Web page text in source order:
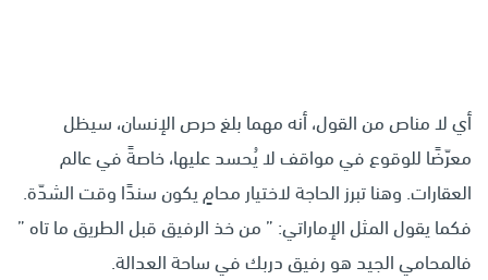
أي لا مناص من القول، أنه مهما بلغ حرص الإنسان، سيظل
معرّضًا للوقوع في مواقف لا يُحسد عليها، خاصةً في عالم
العقارات. وهنا تبرز الحاجة لاختيار محامٍ يكون سندًا وقت الشدّة.
فكما يقول المثل الإماراتي: ” من خذ الرفيق قبل الطريق ما تاه ”
فالمحامي الجيد هو رفيق دربك في ساحة العدالة.